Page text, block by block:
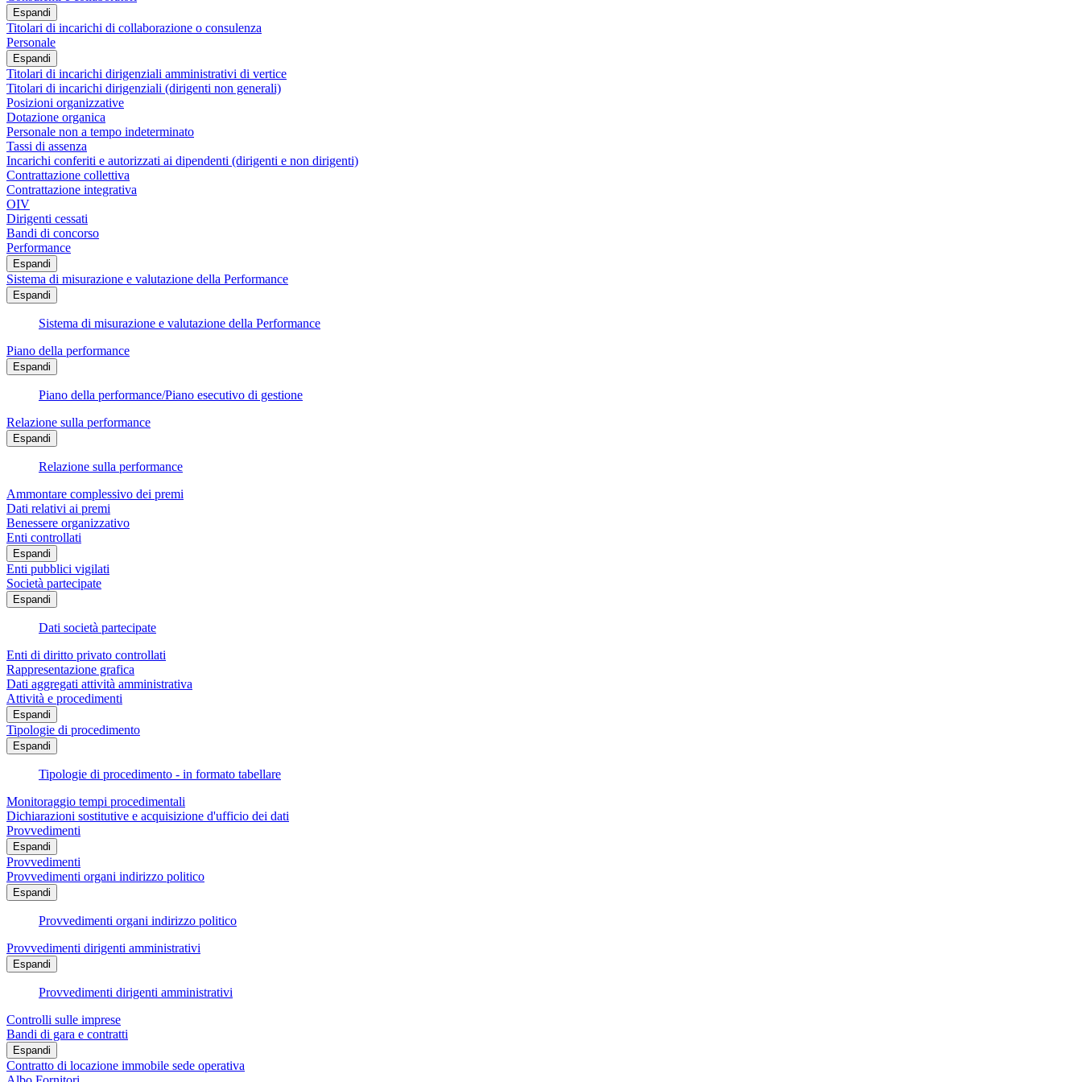
Espandi
Titolari di incarichi di collaborazione o consulenza
Personale
Espandi
Titolari di incarichi dirigenziali amministrativi di vertice
Titolari di incarichi dirigenziali (dirigenti non generali)
Posizioni organizzative
Dotazione organica
Personale non a tempo indeterminato
Tassi di assenza
Incarichi conferiti e autorizzati ai dipendenti (dirigenti e non dirigenti)
Contrattazione collettiva
Contrattazione integrativa
OIV
Dirigenti cessati
Bandi di concorso
Performance
Espandi
Sistema di misurazione e valutazione della Performance
Espandi
Sistema di misurazione e valutazione della Performance
Piano della performance
Espandi
Piano della performance/Piano esecutivo di gestione
Relazione sulla performance
Espandi
Relazione sulla performance
Ammontare complessivo dei premi
Dati relativi ai premi
Benessere organizzativo
Enti controllati
Espandi
Enti pubblici vigilati
Società partecipate
Espandi
Dati società partecipate
Enti di diritto privato controllati
Rappresentazione grafica
Dati aggregati attività amministrativa
Attività e procedimenti
Espandi
Tipologie di procedimento
Espandi
Tipologie di procedimento - in formato tabellare
Monitoraggio tempi procedimentali
Dichiarazioni sostitutive e acquisizione d'ufficio dei dati
Provvedimenti
Espandi
Provvedimenti
Provvedimenti organi indirizzo politico
Espandi
Provvedimenti organi indirizzo politico
Provvedimenti dirigenti amministrativi
Espandi
Provvedimenti dirigenti amministrativi
Controlli sulle imprese
Bandi di gara e contratti
Espandi
Contratto di locazione immobile sede operativa